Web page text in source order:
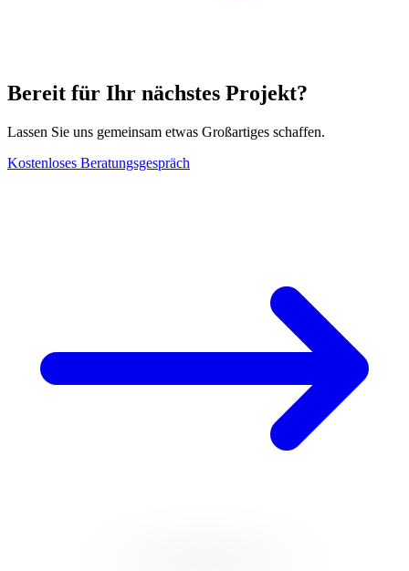
Bereit für Ihr nächstes Projekt?
Lassen Sie uns gemeinsam etwas Großartiges schaffen.
Kostenloses Beratungsgespräch